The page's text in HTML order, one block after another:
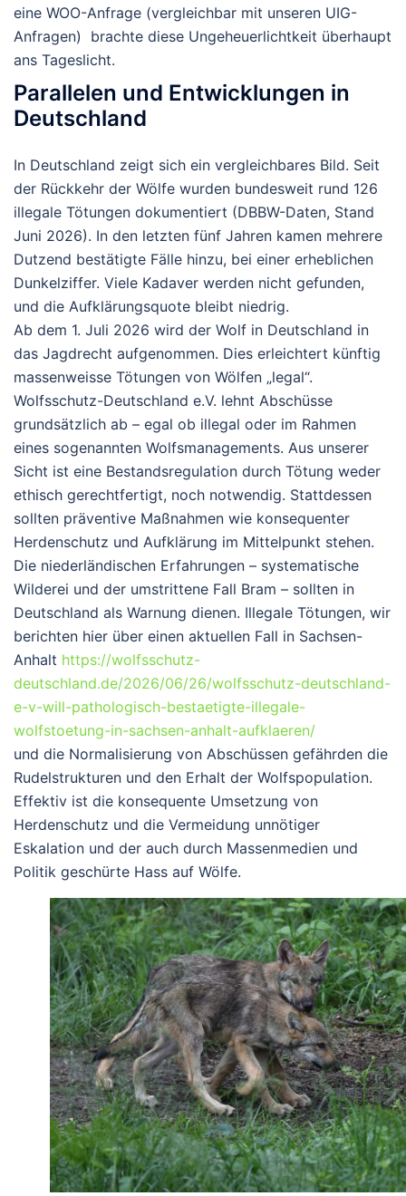
eine WOO-Anfrage (vergleichbar mit unseren UIG-
Anfragen) brachte diese Ungeheuerlichtkeit überhaupt
ans Tageslicht.
Parallelen und Entwicklungen in
Deutschland
In Deutschland zeigt sich ein vergleichbares Bild. Seit
der Rückkehr der Wölfe wurden bundesweit rund 126
illegale Tötungen dokumentiert (DBBW-Daten, Stand
Juni 2026). In den letzten fünf Jahren kamen mehrere
Dutzend bestätigte Fälle hinzu, bei einer erheblichen
Dunkelziffer. Viele Kadaver werden nicht gefunden,
und die Aufklärungsquote bleibt niedrig.
Ab dem 1. Juli 2026 wird der Wolf in Deutschland in
das Jagdrecht aufgenommen. Dies erleichtert künftig
massenweisse Tötungen von Wölfen „legal“.
Wolfsschutz-Deutschland e.V. lehnt Abschüsse
grundsätzlich ab – egal ob illegal oder im Rahmen
eines sogenannten Wolfsmanagements. Aus unserer
Sicht ist eine Bestandsregulation durch Tötung weder
ethisch gerechtfertigt, noch notwendig. Stattdessen
sollten präventive Maßnahmen wie konsequenter
Herdenschutz und Aufklärung im Mittelpunkt stehen.
Die niederländischen Erfahrungen – systematische
Wilderei und der umstrittene Fall Bram – sollten in
Deutschland als Warnung dienen. Illegale Tötungen, wir
berichten hier über einen aktuellen Fall in Sachsen-
Anhalt https://wolfsschutz-
deutschland.de/2026/06/26/wolfsschutz-deutschland-
e-v-will-pathologisch-bestaetigte-illegale-
wolfstoetung-in-sachsen-anhalt-aufklaeren/
und die Normalisierung von Abschüssen gefährden die
Rudelstrukturen und den Erhalt der Wolfspopulation.
Effektiv ist die konsequente Umsetzung von
Herdenschutz und die Vermeidung unnötiger
Eskalation und der auch durch Massenmedien und
Politik geschürte Hass auf Wölfe.